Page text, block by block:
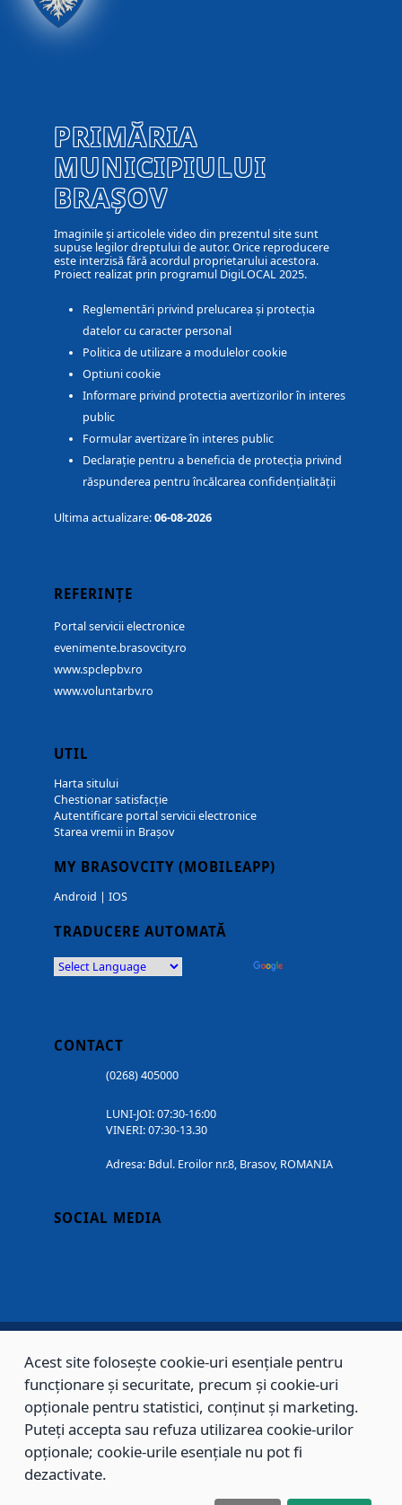
PRIMĂRIA
MUNICIPIULUI
BRAȘOV
Imaginile și articolele video din prezentul site sunt
supuse legilor dreptului de autor. Orice reproducere
este interzisă fără acordul proprietarului acestora.
Proiect realizat prin programul DigiLOCAL 2025.
Reglementări privind prelucarea și protecția
datelor cu caracter personal
Politica de utilizare a modulelor cookie
Optiuni cookie
Informare privind protectia avertizorilor în interes
public
Formular avertizare în interes public
Declarație pentru a beneficia de protecția privind
răspunderea pentru încălcarea confidențialității
Ultima actualizare:06-08-2026
REFERINȚE
Portal servicii electronice
evenimente.brasovcity.ro
www.spclepbv.ro
www.voluntarbv.ro
UTIL
Harta sitului
Chestionar satisfacție
Autentificare portal servicii electronice
Starea vremii in Brașov
MY BRASOVCITY (MOBILEAPP)
Android | IOS
TRADUCERE AUTOMATĂ
CONTACT
(0268) 405000
LUNI-JOI: 07:30-16:00
VINERI: 07:30-13.30
Adresa: Bdul. Eroilor nr.8, Brasov, ROMANIA
SOCIAL MEDIA
Copyright © 2002 - 2026 - PRIMĂRIA MUNICIPIULUI BRAȘOV, toate drepturile
rezervate.
Sitemap Contact
Acest site folosește cookie-uri esențiale pentru
funcționare și securitate, precum și cookie-uri
opționale pentru statistici, conținut și marketing.
Puteți accepta sau refuza utilizarea cookie-urilor
opționale; cookie-urile esențiale nu pot fi
dezactivate.